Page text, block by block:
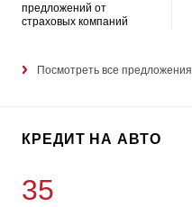
предложений от
страховых компаний
Посмотреть все предложения
КРЕДИТ НА АВТО
35